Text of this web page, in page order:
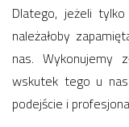
Dlatego, jeżeli
należałoby
nas. Wykonujemy
wskutek tego u
podejście i